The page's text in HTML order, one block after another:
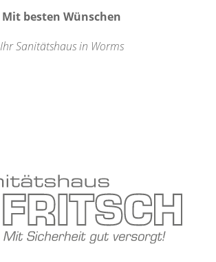
Mit besten Wünschen
Ihr Sanitätshaus in Worms